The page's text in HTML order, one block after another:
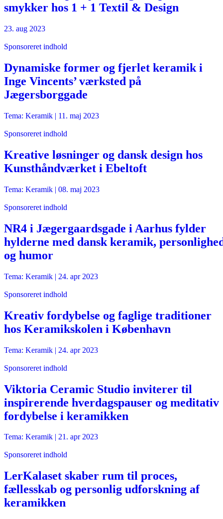
smykker hos 1 + 1 Textil & Design
23. aug 2023
Sponsoreret indhold
Dynamiske former og fjerlet keramik i
Inge Vincents’ værksted på
Jægersborggade
Tema: Keramik | 11. maj 2023
Sponsoreret indhold
Kreative løsninger og dansk design hos
Kunsthåndværket i Ebeltoft
Tema: Keramik | 08. maj 2023
Sponsoreret indhold
NR4 i Jægergaardsgade i Aarhus fylder
hylderne med dansk keramik,
og humor
Tema: Keramik | 24. apr 2023
Sponsoreret indhold
Kreativ fordybelse og faglige traditioner
hos Keramikskolen i København
Tema: Keramik | 24. apr 2023
Sponsoreret indhold
Viktoria Ceramic Studio inviterer til
inspirerende hverdagspauser og meditativ
fordybelse i keramikken
Tema: Keramik | 21. apr 2023
Sponsoreret indhold
LerKalaset skaber rum til proces,
fællesskab og personlig udforskning af
keramikken